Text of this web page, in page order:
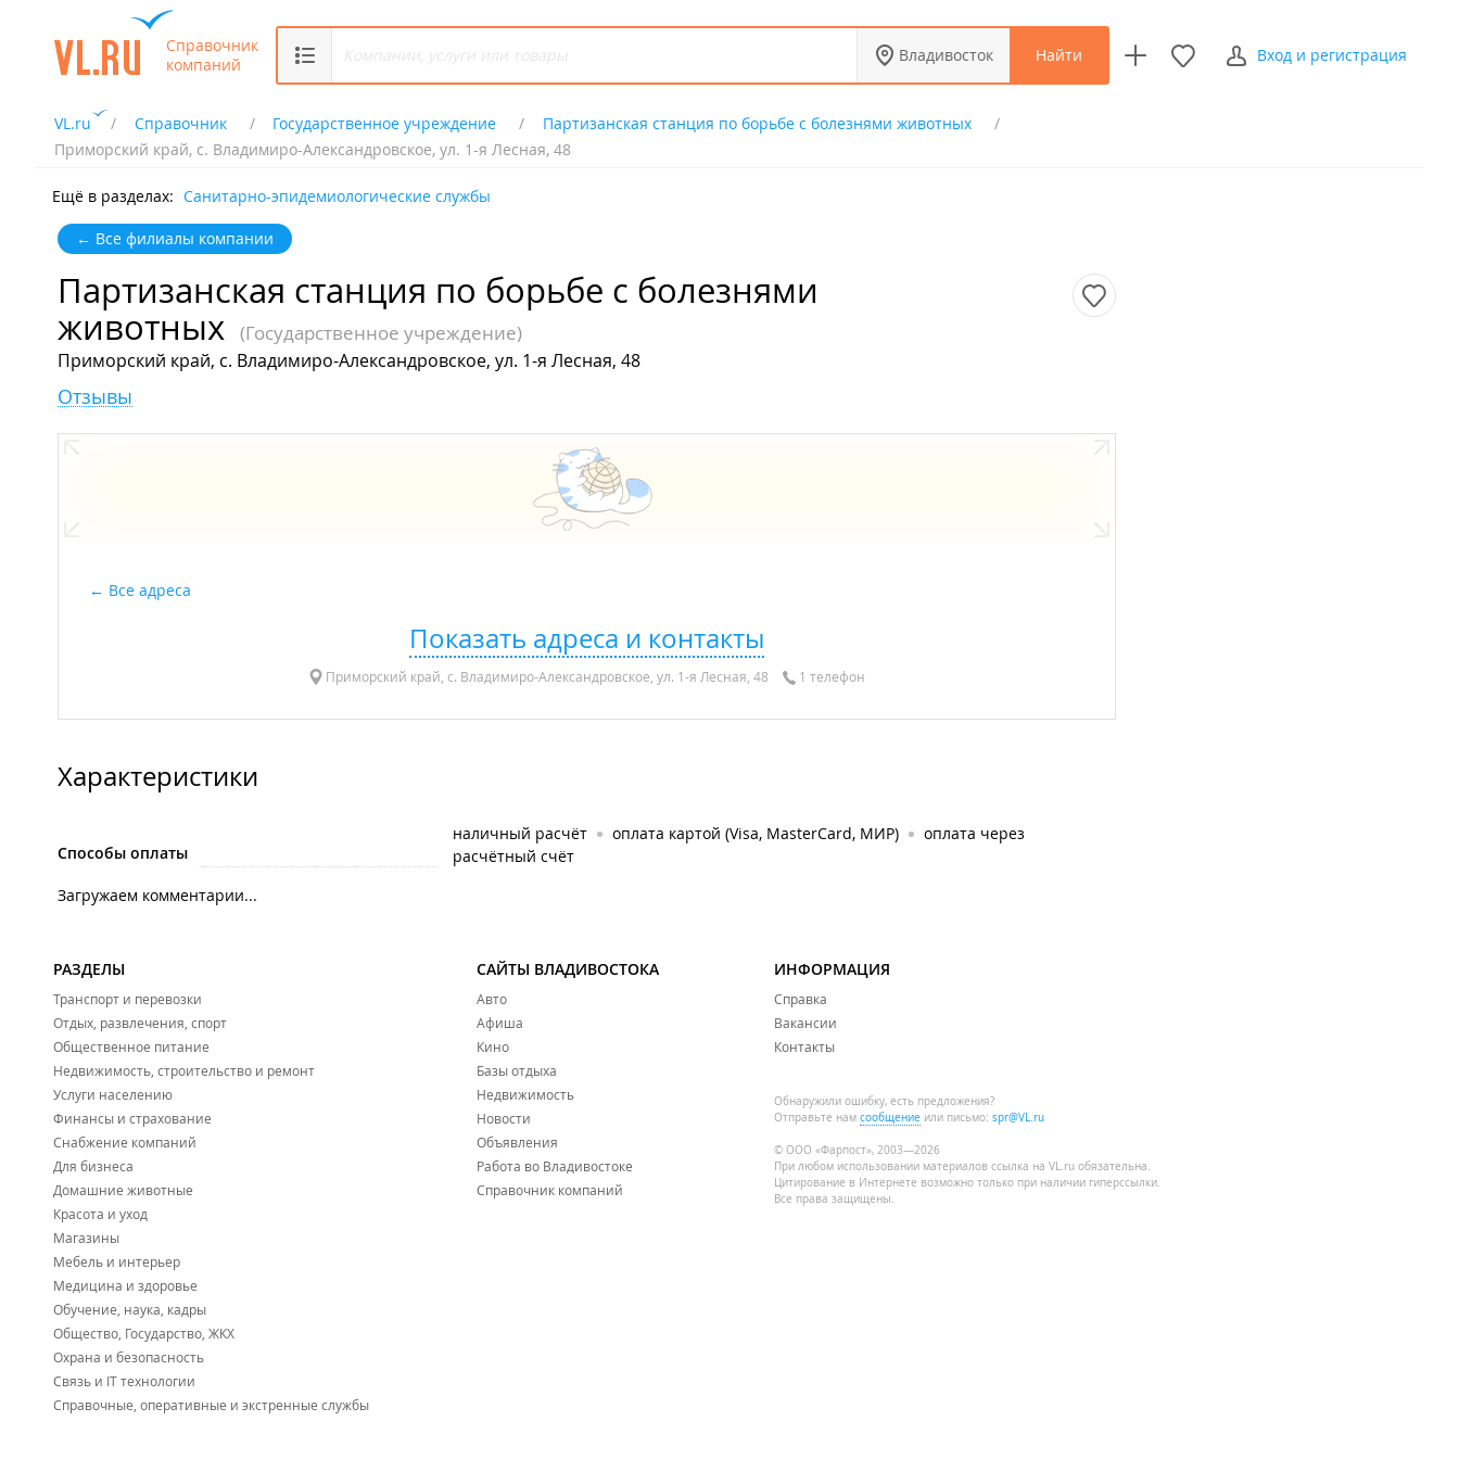
Справочник
компаний
Владивосток Найти Вход и регистрация
VL.ru Справочник Государственное учреждение
Партизанская станция по борьбе с болезнями животных
Приморский край, с. Владимиро-Александровское, ул. 1-я Лесная, 48
Ещё в разделах: Санитарно-эпидемиологические службы
← Все филиалы компании
Партизанская станция по борьбе с болезнями
животных
(Государственное учреждение)
Приморский край, с. Владимиро-Александровское, ул. 1-я Лесная, 48
Отзывы
Все адреса
Показать адреса и контакты
Приморский край, с. Владимиро-Александровское, ул. 1-я Лесная, 48 1 телефон
Характеристики
Способы оплаты
наличный расчёт оплата картой (Visa, MasterCard, МИР)
оплата через
расчётный счёт
Загружаем комментарии...
РАЗДЕЛЫ
Транспорт и перевозки
Отдых, развлечения, спорт
Общественное питание
Недвижимость, строительство и ремонт
Услуги населению
Финансы и страхование
Снабжение компаний
Для бизнеса
Домашние животные
Красота и уход
Магазины
Мебель и интерьер
Медицина и здоровье
Обучение, наука, кадры
Общество, Государство, ЖКХ
Охрана и безопасность
Связь и IT технологии
Справочные, оперативные и экстренные службы
САЙТЫ ВЛАДИВОСТОКА
Авто
Афиша
Кино
Базы отдыха
Недвижимость
Новости
Объявления
Работа во Владивостоке
Справочник компаний
ИНФОРМАЦИЯ
Справка
Вакансии
Контакты
Обнаружили ошибку, есть предложения?
Отправьте нам сообщение или письмо: spr@VL.ru
© ООО «Фарпост», 2003—2026
При любом использовании материалов ссылка на VL.ru обязательна.
Цитирование в Интернете возможно только при наличии гиперссылки.
Все права защищены.